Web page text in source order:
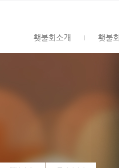
횃불회소개 횃불